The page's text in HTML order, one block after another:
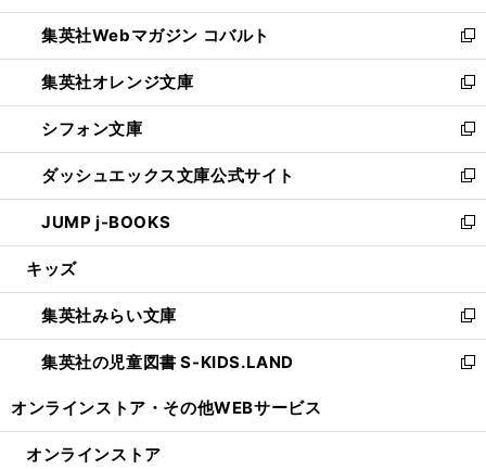
開
く
ウ
で
開
く
ン
ド
ウ
で
開
く
ウ
ィ
ン
ド
ウ
で
開
く
集英社Webマガジン コバルト
新
し
い
ウ
ィ
ン
ド
ウ
で
開
集英社オレンジ文庫
新
し
い
ウ
ィ
ン
ド
ウ
開
く
シフォン文庫
新
し
い
ウ
ィ
ン
ウ
で
開
く
ダッシュエックス文庫公式サイト
新
し
い
ウ
ン
ド
ウ
で
JUMP j-BOOKS
新
し
ウ
ィ
ン
ド
開
キッズ
集英社みらい文庫
新
し
い
ン
集英社の児童図書 S-KIDS.LAND
新
ウ
オンラインストア・ その他WEBサービス
オンラインストア